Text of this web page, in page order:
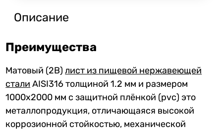
Описание
Преимущества
Матовый (2B)лист из пищевой нержавеющей
стали AISI316 толщиной 1.2 мм и размером
1000x2000 мм с защитной плёнкой (pvc) это
металлопродукция, отличающаяся высокой
коррозионной стойкостью, механической